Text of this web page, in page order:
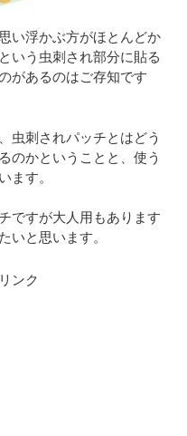
い浮かぶ方がほとんどか
いう虫刺され部分に貼る
があるのはご存知です
虫刺されパッチとはどう
のかということと、使う
ます。
ですが大人用もあります
いと思います。
ンク